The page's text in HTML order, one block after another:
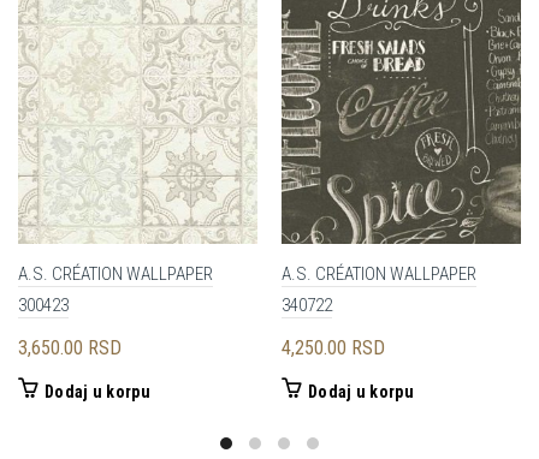
A.S. CRÉATION WALLPAPER
300423
3,650.00 RSD
Dodaj u korpu
A.S. CRÉATION WALLPAPER
340722
4,250.00 RSD
Dodaj u korpu